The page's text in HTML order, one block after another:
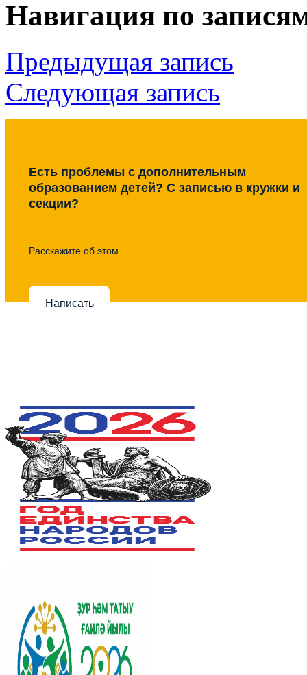
Навигация по
Предыдущая запись
Следующая запись
Есть проблемы с дополнительным
образованием детей? С записью в кружки и
секции?
Расскажите об этом
Написать